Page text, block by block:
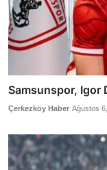
Samsunspor, Igor
Çerkezköy Haber Ağustos